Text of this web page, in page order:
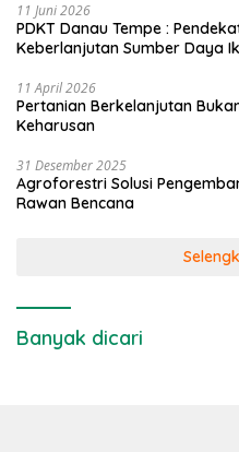
11 Juni 2026
PDKT Danau Tempe :
Keberlanjutan Sumber Daya
11 April 2026
Pertanian Berkelanjutan
Keharusan
31 Desember 2025
Agroforestri Solusi
Rawan Bencana
Banyak dicari